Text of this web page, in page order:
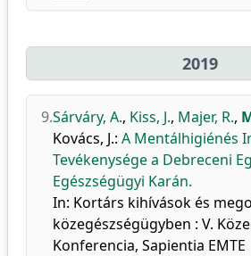
2019
9.Sárváry, A., Kiss, J., Majer, R.,
Kovács, J.: A Mentálhigiénés
Tevékenysége a Debreceni
Egészségügyi Karán.
In: Kortárs kihívások és
közegészségügyben : V.
Konferencia, Sapientia EMTE